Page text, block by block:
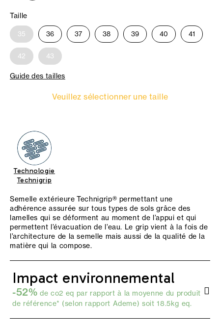
Taille
35 36 37 38 39 40 41
42 43
Guide des tailles
Veuillez sélectionner une taille
Technologie
Technigrip
Semelle extérieure Technigrip® permettant une
adhérence assurée sur tous types de sols grâce des
lamelles qui se déforment au moment de l’appui et qui
permettent l’évacuation de l’eau. Le grip vient à la fois de
l’architecture de la semelle mais aussi de la qualité de la
matière qui la compose.
Impact environnemental
-52% de co2 eq par rapport à la moyenne du produit
de référence* (selon rapport Ademe) soit 18.5kg eq.